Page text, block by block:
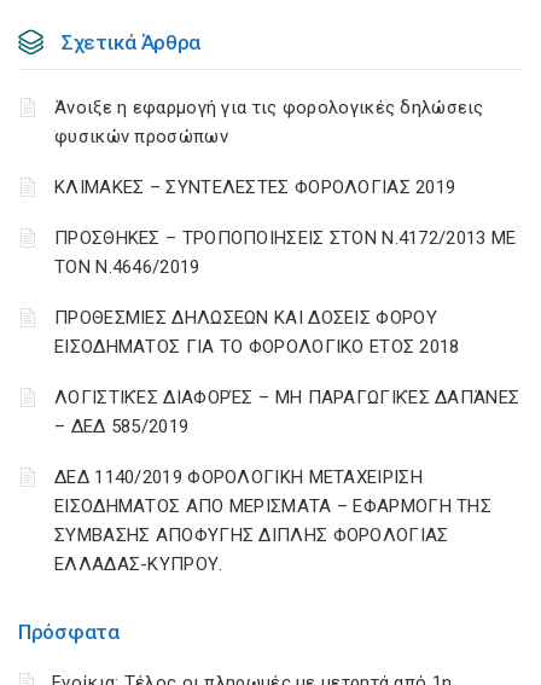
Πρόσφατα
Σχετικά Άρθρα
Άνοιξε η εφαρμογή για τις φορολογικές δηλώσεις
φυσικών προσώπων
ΚΛΙΜΑΚΕΣ – ΣΥΝΤΕΛΕΣΤΕΣ ΦΟΡΟΛΟΓΙΑΣ 2019
ΠΡΟΣΘΗΚΕΣ – ΤΡΟΠΟΠΟΙΗΣΕΙΣ ΣΤΟΝ Ν.4172/2013 ΜΕ
ΤΟΝ Ν.4646/2019
ΠΡΟΘΕΣΜΙΕΣ ΔΗΛΩΣΕΩΝ ΚΑΙ ΔΟΣΕΙΣ ΦΟΡΟΥ
ΕΙΣΟΔΗΜΑΤΟΣ ΓΙΑ ΤΟ ΦΟΡΟΛΟΓΙΚΟ ΕΤΟΣ 2018
ΛΟΓΙΣΤΙΚΈΣ ΔΙΑΦΟΡΈΣ – ΜΗ ΠΑΡΑΓΩΓΙΚΈΣ ΔΑΠΆΝΕΣ
– ΔΕΔ 585/2019
ΔΕΔ 1140/2019 ΦΟΡΟΛΟΓΙΚΗ ΜΕΤΑΧΕΙΡΙΣΗ
ΕΙΣΟΔΗΜΑΤΟΣ ΑΠΟ ΜΕΡΙΣΜΑΤΑ – ΕΦΑΡΜΟΓΗ ΤΗΣ
ΣΥΜΒΑΣΗΣ ΑΠΟΦΥΓΗΣ ΔΙΠΛΗΣ ΦΟΡΟΛΟΓΙΑΣ
ΕΛΛΑΔΑΣ-ΚΥΠΡΟΥ.